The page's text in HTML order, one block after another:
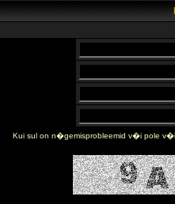
Kui sul on n�gemisprobleemid v�i pole